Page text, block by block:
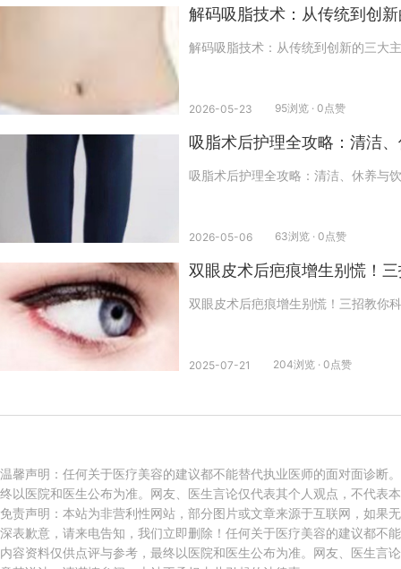
解码吸脂技术：从传统到创
解码吸脂技术：从传统到创新的三大
2026-05-23 95浏览 · 0点赞
吸脂术后护理全攻略：清洁
吸脂术后护理全攻略：清洁、休养与
2026-05-06 63浏览 · 0点赞
双眼皮术后疤痕增生别慌！
双眼皮术后疤痕增生别慌！三招教你
2025-07-21 204浏览 · 0点赞
温馨声明：任何关于医疗美容的建议都不能替代执业医师的面对面诊断
终以医院和医生公布为准。网友、医生言论仅代表其个人观点，不代表
免责声明：本站为非营利性网站，部分图片或文章来源于互联网，如果
深表歉意，请来电告知，我们立即删除！任何关于医疗美容的建议都不
内容资料仅供点评与参考，最终以医院和医生公布为准。网友、医生言